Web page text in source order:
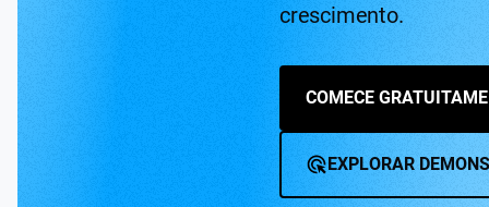
crescimento.
COMECE
EXPLORAR